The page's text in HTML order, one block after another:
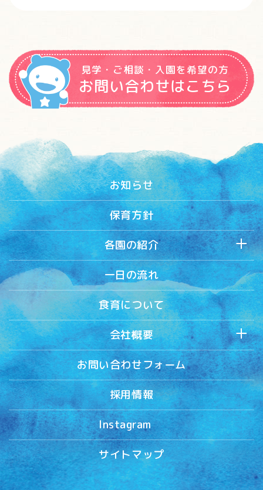
見学・ご相談・入園を希望の方
お問い合わせはこちら
お知らせ
保育方針
各園の紹介
一日の流れ
食育について
会社概要
お問い合わせフォーム
採用情報
Instagram
サイトマップ